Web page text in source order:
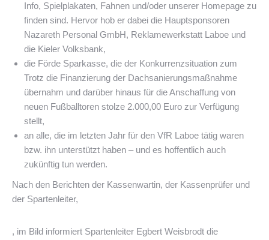
Info, Spielplakaten, Fahnen und/oder unserer Homepage zu
finden sind. Hervor hob er dabei die Hauptsponsoren
Nazareth Personal GmbH, Reklamewerkstatt Laboe und
die Kieler Volksbank,
die Förde Sparkasse, die der Konkurrenzsituation zum
Trotz die Finanzierung der Dachsanierungsmaßnahme
übernahm und darüber hinaus für die Anschaffung von
neuen Fußballtoren stolze 2.000,00 Euro zur Verfügung
stellt,
an alle, die im letzten Jahr für den VfR Laboe tätig waren
bzw. ihn unterstützt haben – und es hoffentlich auch
zukünftig tun werden.
Nach den Berichten der Kassenwartin, der Kassenprüfer und
der Spartenleiter,
, im Bild informiert Spartenleiter Egbert Weisbrodt die